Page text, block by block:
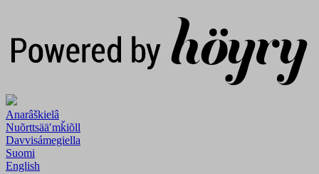
Anarâškielâ
Nuõrttsääʹmǩiõll
Davvisámegiella
Suomi
English